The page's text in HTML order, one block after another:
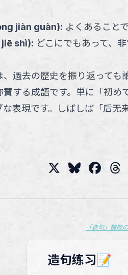
jiàn guàn): よくあること
shì): どこにでもあって、非
、過去の歴史を振り返って
賛する成語です。単に「初
な表現です。しばしば「后无
「造句」機能
造句练习📝